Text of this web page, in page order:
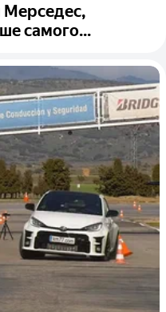
Мерседес,
самого...